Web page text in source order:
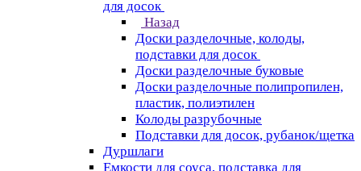
для досок
Назад
Доски разделочные, колоды,
подставки для досок
Доски разделочные буковые
Доски разделочные полипропилен,
пластик, полиэтилен
Колоды разрубочные
Подставки для досок, рубанок/щетка
Дуршлаги
Емкости для соуса, подставка для